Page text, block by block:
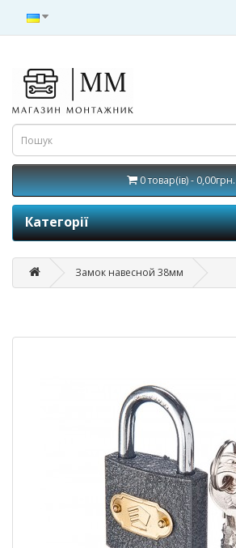
0 товар(ів) - 0,00грн.
Категорії
Замок навесной 38мм